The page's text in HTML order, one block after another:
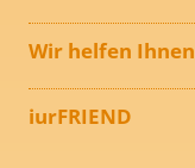
Wir helfen Ihnen
iurFRIEND